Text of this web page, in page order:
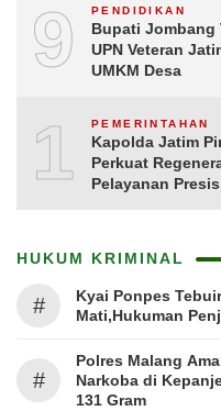
9 PENDIDIKAN
Bupati Jombang
UPN Veteran
UMKM Desa
10PEMERINTAHAN
Kapolda Jatim
Perkuat
Pelayanan
HUKUM KRIMINAL
#
Kyai Ponpes
Mati,Hukuman
#
Polres Malang
Narkoba di
131 Gram